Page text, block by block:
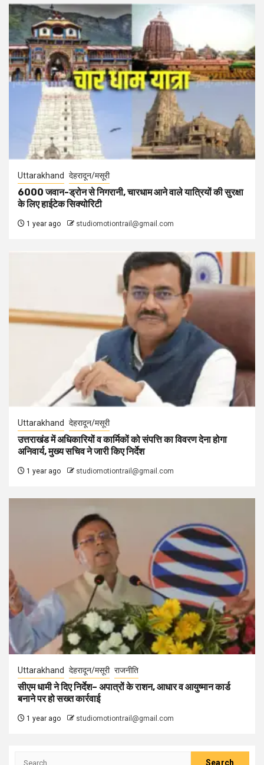
Uttarakhand देहरादून/मसूरी
6000 जवान-ड्रोन से निगरानी, चारधाम आने वाले यात्रियों की सुरक्षा
के लिए हाईटेक सिक्योरिटी
1 year ago studiomotiontrail@gmail.com
Uttarakhand देहरादून/मसूरी
उत्तराखंड में अधिकारियों व कार्मिकों को संपत्ति का विवरण देना होगा
अनिवार्य, मुख्य सचिव ने जारी किए निर्देश
1 year ago studiomotiontrail@gmail.com
Uttarakhand देहरादून/मसूरी राजनीति
सीएम धामी ने दिए निर्देश– अपात्रों के राशन, आधार व आयुष्मान कार्ड
बनाने पर हो सख्त कार्रवाई
1 year ago studiomotiontrail@gmail.com
Search